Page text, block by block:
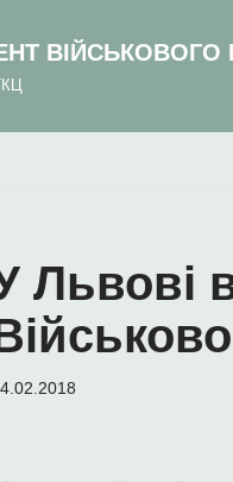
ВІЙСЬКОВОГО
Львові